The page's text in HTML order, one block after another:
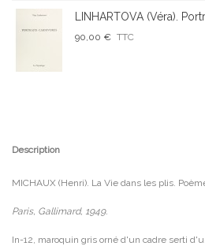
LINHARTOVA (Véra).
90,00 € TTC
Description
MICHAUX (Henri). La Vie dans les plis.
Paris, Gallimard, 1949.
In-12, maroquin gris orné d'un cadre serti